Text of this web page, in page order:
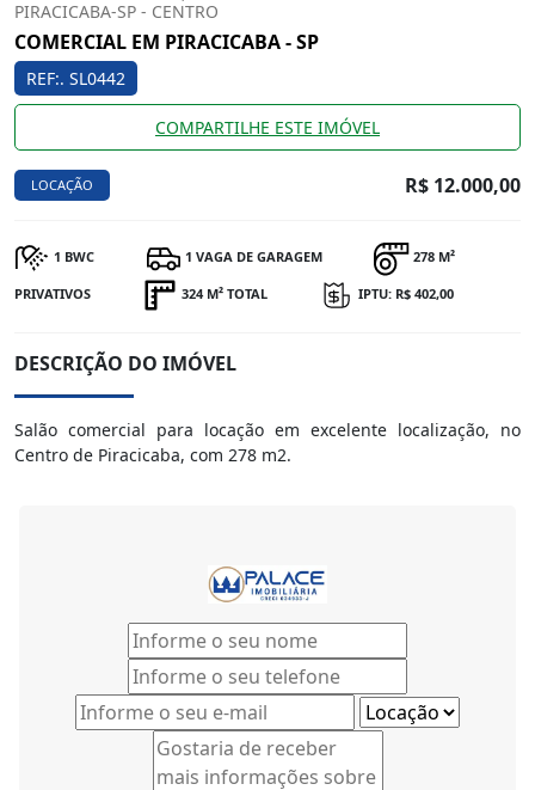
PIRACICABA-SP - CENTRO
COMERCIAL EM PIRACICABA - SP
REF:. SL0442
COMPARTILHE ESTE IMÓVEL
LOCAÇÃO R$ 12.000,00
1 BWC 1 VAGA DE GARAGEM 278 M²
PRIVATIVOS 324 M² TOTAL IPTU: R$ 402,00
DESCRIÇÃO DO IMÓVEL
Salão comercial para locação em excelente localização, no
Centro de Piracicaba, com 278 m2.